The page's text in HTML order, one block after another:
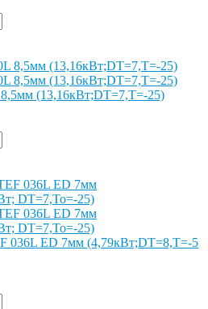
8,5мм (13,16кВт;DT=7,Т=-25)
036L ED 7мм (4,79кВт;DT=8,Т=-5